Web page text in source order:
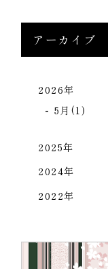
アーカイブ
2026年
5月(1)
2025年
2024年
2022年